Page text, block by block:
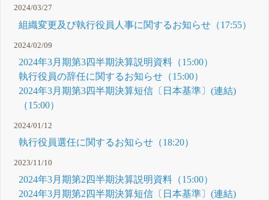
2024/03/27
組織変更及び執行役員人事に関するお知らせ（17:55）
2024/02/09
2024年3月期第3四半期決算説明資料（15:00）
執行役員の辞任に関するお知らせ（15:00）
2024年3月期第3四半期決算短信〔日本基準〕(連結)
（15:00）
2024/01/12
執行役員選任に関するお知らせ（18:20）
2023/11/10
2024年3月期第2四半期決算説明資料（15:00）
2024年3月期第2四半期決算短信〔日本基準〕(連結)